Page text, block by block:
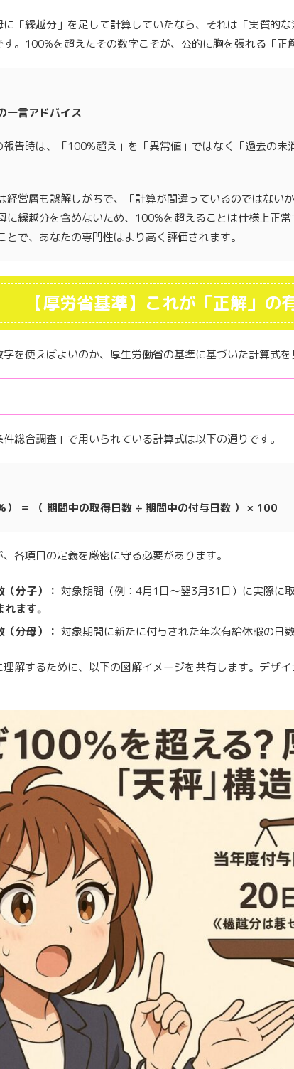
「繰越分」を足して計算していたなら、それは「実質的
。100%を超えたその数字こそが、公的に胸を張れる「正
一言アドバイス
報告時は、「100%超え」を「異常値」ではなく「過去の
経営層も誤解しがちで、「計算が間違っているのではない
に繰越分を含めないため、100%を超えることは仕様上正
とで、あなたの専門性はより高く評価されます。
【厚労省基準】これが「正解」の
を使えばよいのか、厚生労働省の基準に基づいた計算式を
総合調査」で用いられている計算式は以下の通りです。
） ＝ （ 期間中の取得日数 ÷ 期間中の付与日数 ） × 100
各項目の定義を厳密に守る必要があります。
分子）： 対象期間（例：4月1日～翌3月31日）に実際に
ます。
分母）： 対象期間に新たに付与された年次有給休暇の日数
解するために、以下の図解イメージを共有します。デザ